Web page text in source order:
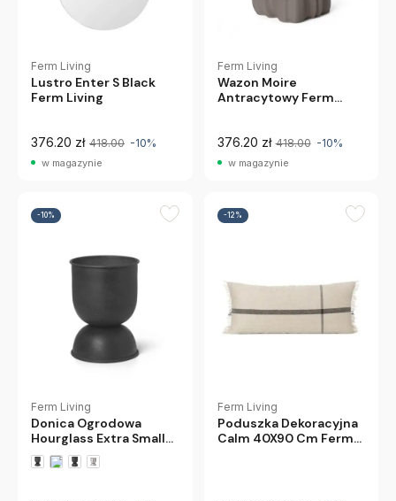
Ferm Living
Lustro Enter S Black
Ferm Living
376.20 zł 418.00 -10%
w magazynie
Ferm Living
Wazon Moire
Antracytowy Ferm
376.20 zł 418.00 -10%
w magazynie
-10%
Ferm Living
Donica Ogrodowa
Hourglass Extra Small
Czarna Ferm Living
-12%
Ferm Living
Poduszka Dekoracyjna
Calm 40X90 Cm Ferm